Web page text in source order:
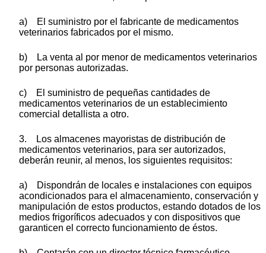
a) El suministro por el fabricante de medicamentos
veterinarios fabricados por el mismo.
b) La venta al por menor de medicamentos veterinarios
por personas autorizadas.
c) El suministro de pequeñas cantidades de
medicamentos veterinarios de un establecimiento
comercial detallista a otro.
3. Los almacenes mayoristas de distribución de
medicamentos veterinarios, para ser autorizados,
deberán reunir, al menos, los siguientes requisitos:
a) Dispondrán de locales e instalaciones con equipos
acondicionados para el almacenamiento, conservación y
manipulación de estos productos, estando dotados de los
medios frigoríficos adecuados y con dispositivos que
garanticen el correcto funcionamiento de éstos.